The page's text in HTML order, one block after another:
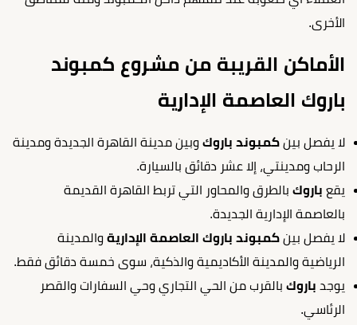
الأخرى.
الأماكن القريبة من مشروع كمبوند
باروك العاصمة الإدارية
لا يفصل بين كمبوند باروك وبين مدينة القاهرة الجديدة ومدينة
الرحاب ومدينتي، إلا عشر دقائق بالسيارة.
يقع باروك بالطرق والمحاور التي تربط القاهرة القديمة
بالعاصمة الإدارية الجديدة.
لا يفصل بين كمبوند باروك العاصمة الإدارية والمدينة
الرياضية والمدينة الأكاديمية والذكية، سوى خمسة دقائق فقط.
يوجد باروك بالقرب من الحي التجاري وحي السفارات والقصر
الرئاسي.